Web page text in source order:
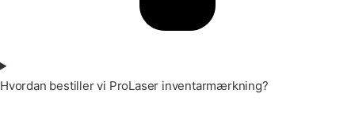
Hvordan bestiller vi ProLaser inventarmærkning?